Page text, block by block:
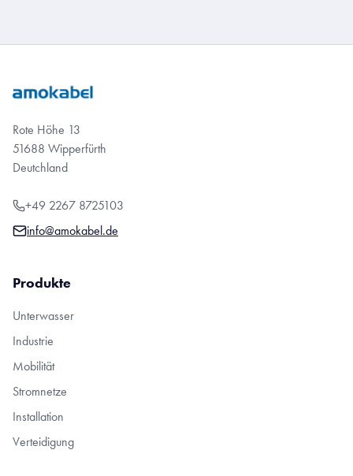
Rote Höhe 13
51688 Wipperfürth
Deutchland
+49 2267 8725103
info@amokabel.de
Produkte
Unterwasser
Industrie
Mobilität
Stromnetze
Installation
Verteidigung